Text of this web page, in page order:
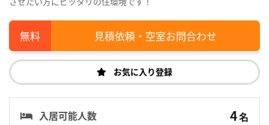
見積依頼・空室お問合わせ
お気に入り登録
入居可能人数 4名